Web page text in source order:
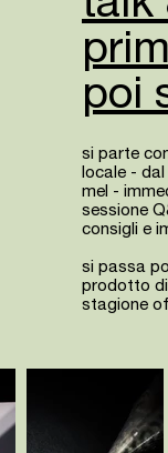
poi
si parte
locale - dal
mel -
sessione
consigli e
si passa
prodotto
stagione